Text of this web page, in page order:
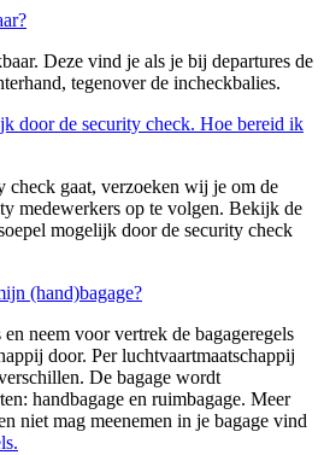
Deze vind je als je bij departures de
tegenover de incheckbalies.
door de security check. Hoe bereid ik
check gaat, verzoeken wij je om de
medewerkers op te volgen. Bekijk de
mogelijk door de security check
(hand)bagage?
neem voor vertrek de bagageregels
door. Per luchtvaartmaatschappij
De bagage wordt
handbagage en ruimbagage. Meer
niet mag meenemen in je bagage vind